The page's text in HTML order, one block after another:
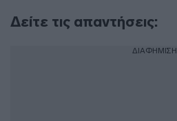
Δείτε τις απαντήσεις:
ΔΙΑΦΗΜΙΣΗ